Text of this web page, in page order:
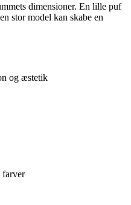
dimensioner. En lille puf
stor model kan skabe en
og æstetik
farver